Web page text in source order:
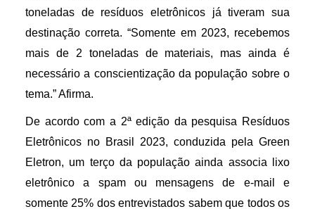
toneladas de resíduos eletrônicos já tiveram sua
destinação correta. “Somente em 2023, recebemos
mais de 2 toneladas de materiais, mas ainda é
necessário a conscientização da população sobre o
tema.” Afirma.
De acordo com a 2ª edição da pesquisa Resíduos
Eletrônicos no Brasil 2023, conduzida pela Green
Eletron, um terço da população ainda associa lixo
eletrônico a spam ou mensagens de e-mail e
somente 25% dos entrevistados sabem que todos os